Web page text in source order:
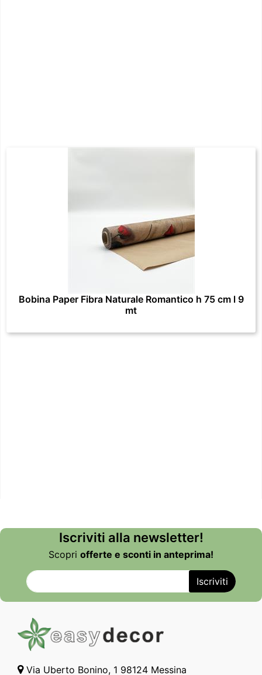
Bobina Paper Fibra Naturale Romantico h 75 cm l 9
mt
Iscriviti alla newsletter!
Scopri offerte e sconti in anteprima!
Via Uberto Bonino, 1 98124 Messina